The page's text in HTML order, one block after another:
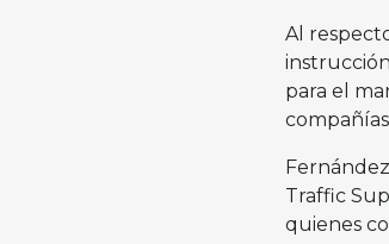
Al
para el
Traffic
quienes